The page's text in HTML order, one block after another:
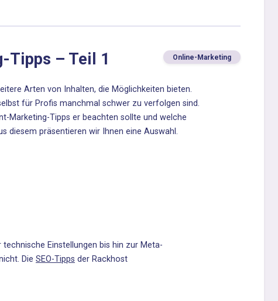
Tipps – Teil 1 Online-Marketing
Arten von Inhalten, die Möglichkeiten bieten.
für Profis manchmal schwer zu verfolgen sind.
Marketing-Tipps er beachten sollte und welche
diesem präsentieren wir Ihnen eine Auswahl.
Einstellungen bis hin zur Meta-
Die SEO-Tipps der Rackhost